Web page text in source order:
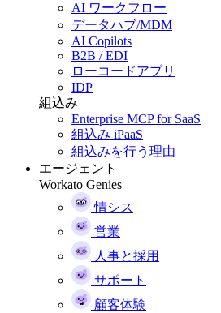
AI ワークフロー
データハブ/MDM
AI Copilots
B2B / EDI
ローコードアプリ
IDP
組込み
Enterprise MCP for SaaS
組込み iPaaS
組込みを行う理由
エージェント
Workato Genies
情シス
営業
人事と採用
サポート
顧客体験